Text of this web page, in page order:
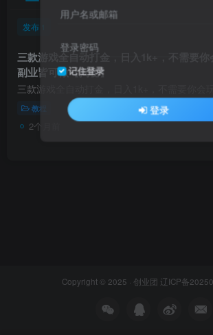
发布
三款游戏全自动打金，日入1k+，不需要
副业皆可做【揭秘】
教程
2个月前
Copyright © 2025 · 创业团 辽ICP备
用户名或邮箱
登录密码
记住登录
登录